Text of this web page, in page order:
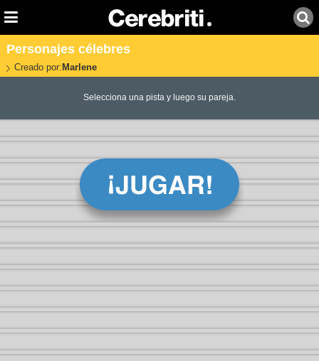
Personajes célebres
Creado por: Marlene
Selecciona una pista y luego su pareja.